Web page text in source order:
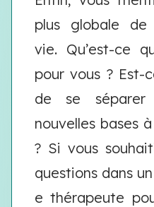
plus globale de
vie. Qu’est-ce
pour vous ? Est-
de se
nouvelles bases
? Si vous
questions dans
e thérapeute